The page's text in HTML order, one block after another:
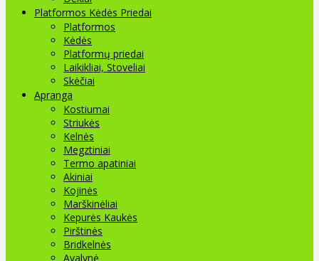
Platformos Kėdės Priedai
Platformos
Kėdės
Platformų priedai
Laikikliai, Stoveliai
Skėčiai
Apranga
Kostiumai
Striukės
Kelnės
Megztiniai
Termo apatiniai
Akiniai
Kojinės
Marškinėliai
Kepurės Kaukės
Pirštinės
Bridkelnės
Avalynė